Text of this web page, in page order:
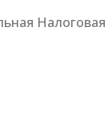
Налоговая